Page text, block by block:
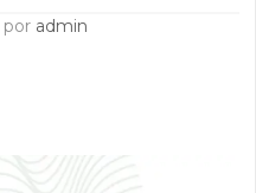
por admin